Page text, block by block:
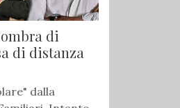
di
di distanza
dalla